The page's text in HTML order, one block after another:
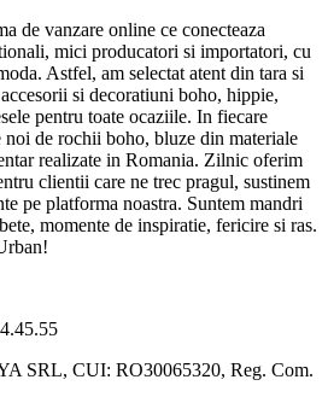
de vanzare online ce conecteaza
mici producatori si importatori, cu
Astfel, am selectat atent din tara si
si decoratiuni boho, hippie,
pentru toate ocaziile. In fiecare
noi de rochii boho, bluze din materiale
realizate in Romania. Zilnic oferim
clientii care ne trec pragul, sustinem
pe platforma noastra. Suntem mandri
momente de inspiratie, fericire si ras.
SRL, CUI: RO30065320, Reg. Com.